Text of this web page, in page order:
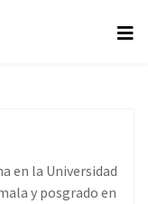
en la Universidad
y posgrado en